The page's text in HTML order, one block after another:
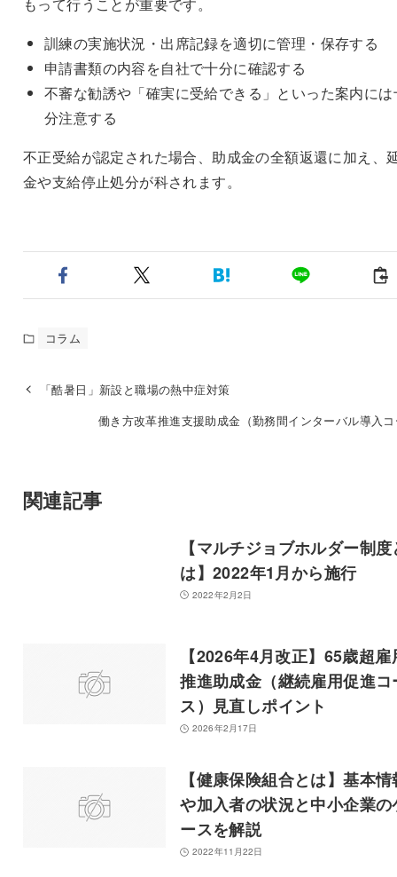
訓練の実施状況・出席記録を適切に管理・保存する
申請書類の内容を自社で十分に確認する
不審な勧誘や「確実に受給できる」といった案内には
分注意する
不正受給が認定された場合、助成金の全額返還に加え、
金や支給停止処分が科されます。
コラム
「酷暑日」新設と職場の熱中症対策
働き方改革推進支援助成金（勤務間インターバル導入
関連記事
【マルチジョブホルダー制度
は】2022年1月から施行
2022年2月2日
【2026年4月改正】65歳超雇
推進助成金（継続雇用促進コ
ス）見直しポイント
2026年2月17日
【健康保険組合とは】基本情
や加入者の状況と中小企業の
ースを解説
2022年11月22日